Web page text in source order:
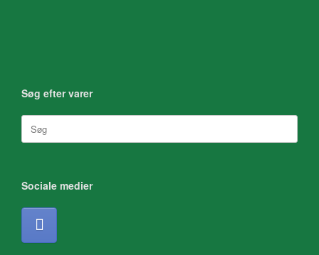
Søg efter varer
efter:
Sociale medier